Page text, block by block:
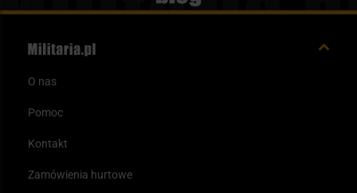
O nas
Pomoc
Kontakt
Zamówienia hurtowe